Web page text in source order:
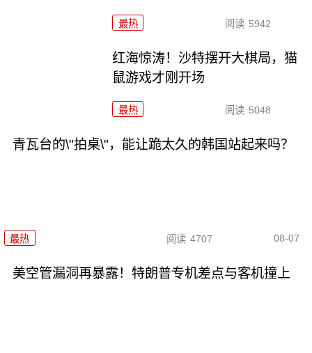
最热 阅读 5942
红海惊涛！沙特摆开大棋局，猫
鼠游戏才刚开场
最热 阅读 5048
青瓦台的\"拍桌\"，能让跪太久的韩国站起来吗？
最热 阅读 4707 08-07
美空管漏洞再暴露！特朗普专机差点与客机撞上